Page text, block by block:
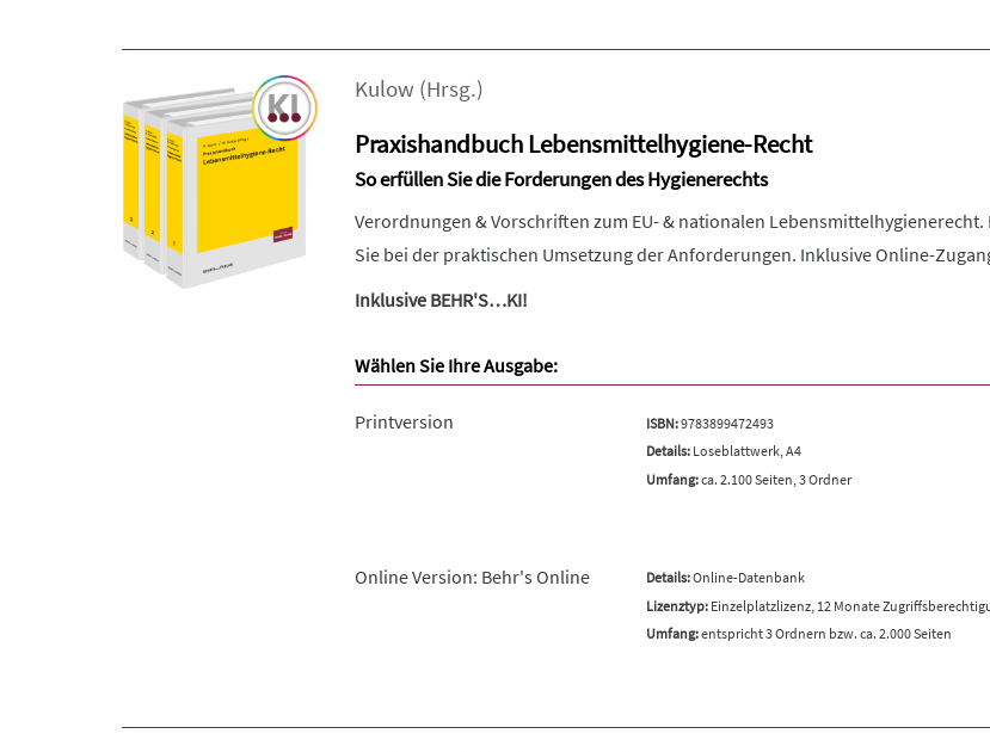
Kulow (Hrsg.)
Praxishandbuch Lebensmittelhygiene-Recht
So erfüllen Sie die Forderungen des Hygienerechts
Verordnungen & Vorschriften zum EU- & nationalen
Sie bei der praktischen Umsetzung der Anforderungen. Inklusive Online-
Inklusive BEHR'S…KI!
Wählen Sie Ihre Ausgabe:
Printversion ISBN:9783899472493
Details:Loseblattwerk, A4
Umfang:ca. 2.100 Seiten, 3 Ordner
Online Version: Behr's Online Details:Online-Datenbank
Lizenztyp:Einzelplatzlizenz, 12 Monate
Umfang:entspricht 3 Ordnern bzw. ca. 2.000 Seiten